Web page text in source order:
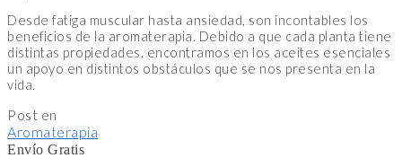
Desde fatiga muscular hasta ansiedad, son incontables los
beneficios de la aromaterapia. Debido a que cada planta tiene
distintas propiedades, encontramos en los aceites esenciales
un apoyo en distintos obstáculos que se nos presenta en la
vida.
Post en
Aromaterapia
Envío Gratis